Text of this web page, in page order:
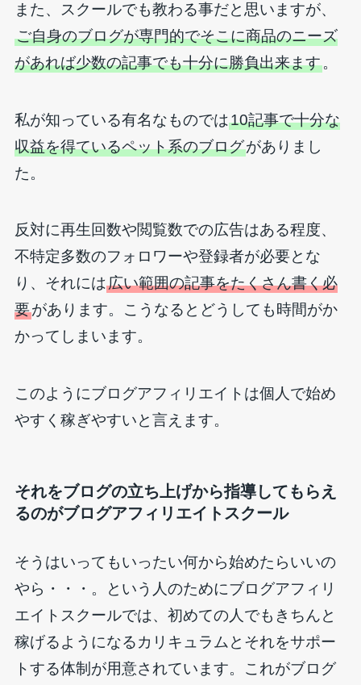
また、スクールでも教わる事だと思いますが、
ご自身のブログが専門的でそこに商品のニーズ
があれば少数の記事でも十分に勝負出来ます。
私が知っている有名なものでは10記事で十分な
収益を得ているペット系のブログがありまし
た。
反対に再生回数や閲覧数での広告はある程度、
不特定多数のフォロワーや登録者が必要とな
り、それには広い範囲の記事をたくさん書く必
要があります。こうなるとどうしても時間がか
かってしまいます。
このようにブログアフィリエイトは個人で始め
やすく稼ぎやすいと言えます。
それをブログの立ち上げから指導してもらえ
るのがブログアフィリエイトスクール
そうはいってもいったい何から始めたらいいの
やら・・・。という人のためにブログアフィリ
エイトスクールでは、初めての人でもきちんと
稼げるようになるカリキュラムとそれをサポー
トする体制が用意されています。これがブログ